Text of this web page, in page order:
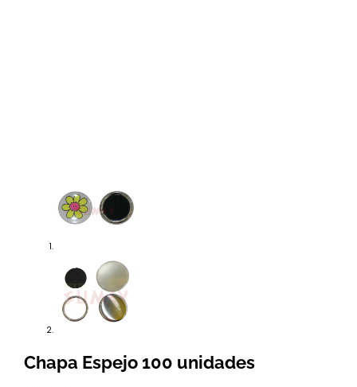
Chapa Espejo 100 unidades